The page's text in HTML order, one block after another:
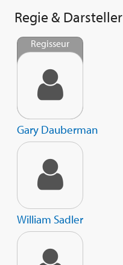
Regie & Darsteller
Regisseur
Gary Dauberman
William Sadler